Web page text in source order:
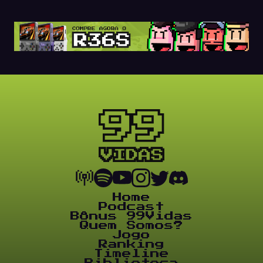
Home
Podcast
Bônus 99Vidas
Quem Somos?
Jogo
Ranking
Timeline